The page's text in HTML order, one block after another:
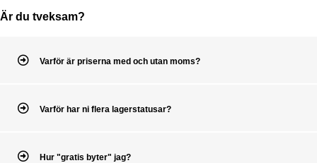
Är du tveksam?
Varför är priserna med och utan moms?
Varför har ni flera lagerstatusar?
Hur "gratis byter" jag?